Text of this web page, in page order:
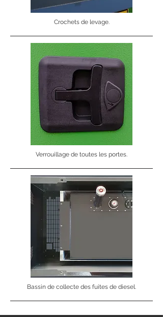
Crochets de levage.
Verrouillage de toutes les portes.
Bassin de collecte des fuites de diesel.